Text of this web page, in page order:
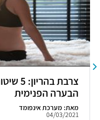
צרבת
הבערה הפנימית
מאת: מערכת אינפומד
04/03/2021